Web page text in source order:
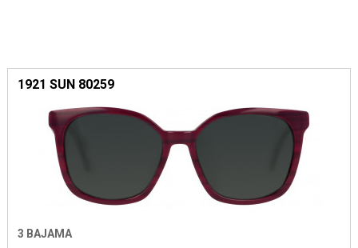
1921 SUN 80259
3 BAJAMA